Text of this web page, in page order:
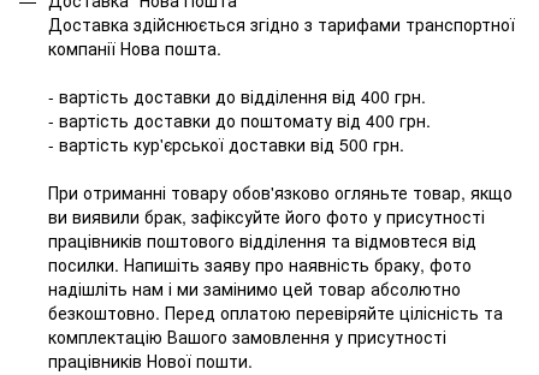
Доставка здійснюється згідно з тарифами транспортної
компанії Нова пошта.
- вартість доставки до відділення від 400 грн.
- вартість доставки до поштомату від 400 грн.
- вартість кур'єрської доставки від 500 грн.
При отриманні товару обов'язково огляньте товар, якщо
ви виявили брак, зафіксуйте його фото у присутності
працівників поштового відділення та відмовтеся від
посилки. Напишіть заяву про наявність браку, фото
надішліть нам і ми замінимо цей товар абсолютно
безкоштовно. Перед оплатою перевіряйте цілісність та
комплектацію Вашого замовлення у присутності
працівників Нової пошти.